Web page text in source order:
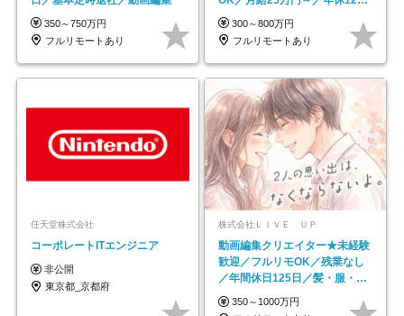
350～750万円
フルリモートあり
日以上
300～800万円
フルリモートあり
任天堂株式会社
コーポレートITエンジニア
非公開
東京都_京都府
株式会社ＬＩＶＥ ＵＰ
動画編集クリエイター★未経験
歓迎／フルリモOK／残業なし
／年間休日125日／髪・服・ネ
イル自由／研修充実で安心
350～1000万円